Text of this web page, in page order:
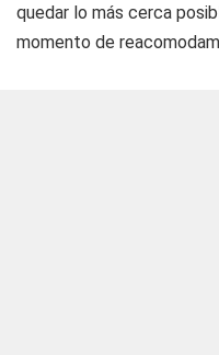
quedar lo más cerca
momento de